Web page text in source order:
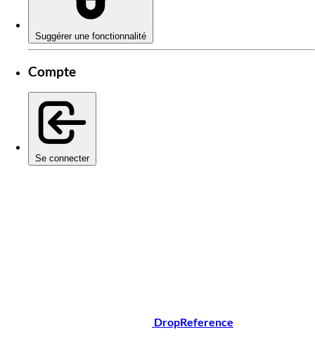
Suggérer une fonctionnalité
Compte
Se connecter
DropReference